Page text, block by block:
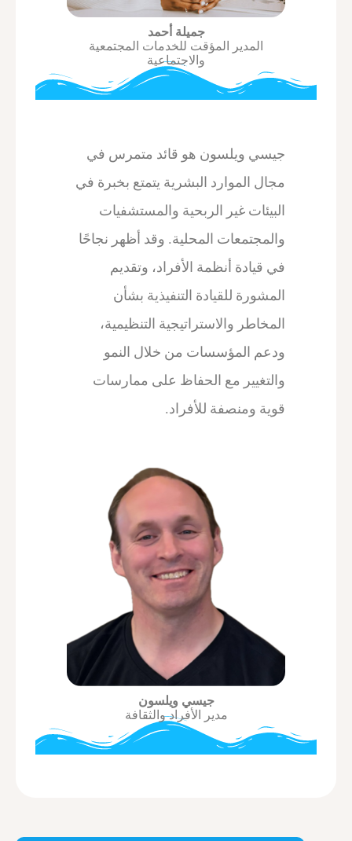
جميلة أحمد
المدير المؤقت للخدمات المجتمعية
والاجتماعية
جيسي ويلسون هو قائد متمرس في
مجال الموارد البشرية يتمتع بخبرة في
البيئات غير الربحية والمستشفيات
والمجتمعات المحلية. وقد أظهر نجاحًا
في قيادة أنظمة الأفراد، وتقديم
المشورة للقيادة التنفيذية بشأن
المخاطر والاستراتيجية التنظيمية،
ودعم المؤسسات من خلال النمو
والتغيير مع الحفاظ على ممارسات
قوية ومنصفة للأفراد.
جيسي ويلسون
مدير الأفراد والثقافة